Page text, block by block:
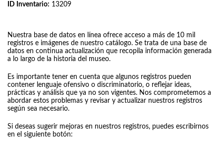
ID Inventario: 13209
Nuestra base de datos en línea ofrece acceso a más de 10 mil
registros e imágenes de nuestro catálogo. Se trata de una base de
datos en continua actualización que recopila información generada
a lo largo de la historia del museo.
Es importante tener en cuenta que algunos registros pueden
contener lenguaje ofensivo o discriminatorio, o reflejar ideas,
prácticas y análisis que ya no son vigentes. Nos comprometemos a
abordar estos problemas y revisar y actualizar nuestros registros
según sea necesario.
Si deseas sugerir mejoras en nuestros registros, puedes escribirnos
en el siguiente botón: